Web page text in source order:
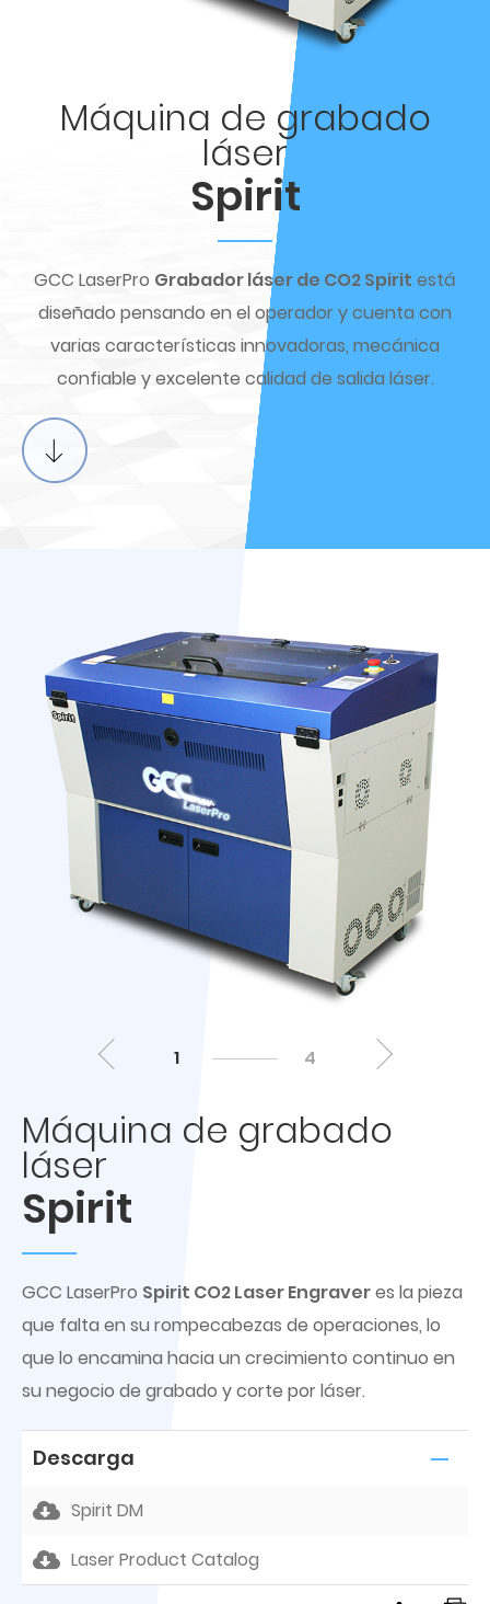
Máquina de grabado
láser
Spirit
GCC LaserPro Grabador láser de CO2 Spirit está
diseñado pensando en el operador y cuenta con
varias características innovadoras, mecánica
confiable y excelente calidad de salida láser.
1 4
Máquina de grabado
láser
Spirit
GCC LaserPro Spirit CO2 Laser Engraveres la pieza
que falta en su rompecabezas de operaciones, lo
que lo encamina hacia un crecimiento continuo en
su negocio de grabado y corte por láser.
Descarga
Spirit DM
Laser Product Catalog